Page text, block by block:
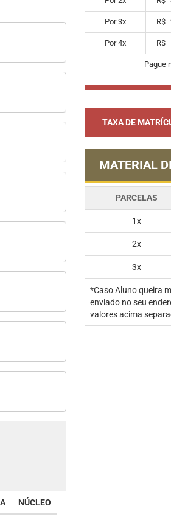
NÚCLEO
Por3x R$
Por4x R$
Pague
TAXA DE
MATERIAL
PARCELAS
1x
2x
3x
*Caso Aluno queira
enviado no seu
valores acima